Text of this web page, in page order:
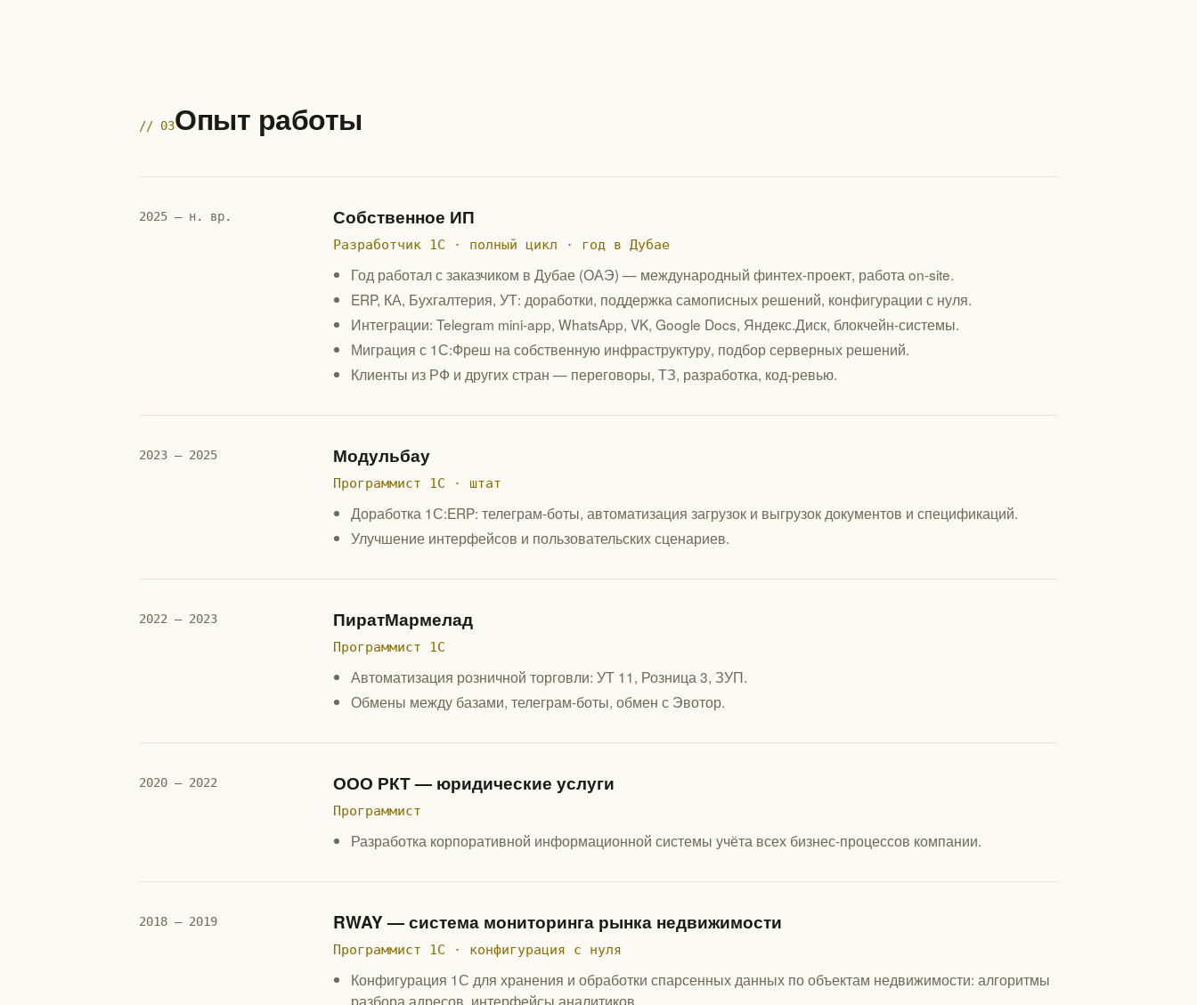
// 03Опыт работы
2025 — н. вр. Собственное ИП
Разработчик 1С · полный цикл · год в Дубае
Год работал с заказчиком в Дубае (ОАЭ) — международный финтех-проект, работа on-site.
ERP, КА, Бухгалтерия, УТ: доработки, поддержка самописных решений, конфигурации с нуля.
Интеграции: Telegram mini-app, WhatsApp, VK, Google Docs, Яндекс.Диск, блокчейн-системы.
Миграция с 1С:Фреш на собственную инфраструктуру, подбор серверных решений.
Клиенты из РФ и других стран — переговоры, ТЗ, разработка, код-ревью.
2023 — 2025 Модульбау
Программист 1С · штат
Доработка 1С:ERP: телеграм-боты, автоматизация загрузок и выгрузок документов и спецификаций.
Улучшение интерфейсов и пользовательских сценариев.
2022 — 2023 ПиратМармелад
Программист 1С
Автоматизация розничной торговли: УТ 11, Розница 3, ЗУП.
Обмены между базами, телеграм-боты, обмен с Эвотор.
2020 — 2022 ООО РКТ — юридические услуги
Программист
Разработка корпоративной информационной системы учёта всех бизнес-процессов компании.
2018 — 2019 RWAY — система мониторинга рынка недвижимости
Программист 1С · конфигурация с нуля
Конфигурация 1С для хранения и обработки спарсенных данных по объектам недвижимости: алгоритмы
разбора адресов, интерфейсы аналитиков.